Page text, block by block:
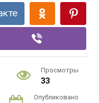
Просмотры
33
Опубликовано